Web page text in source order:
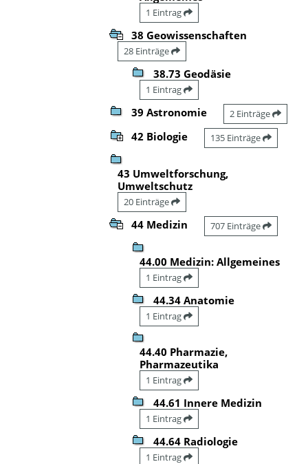
1 Eintrag
38 Geowissenschaften
28 Einträge
38.73 Geodäsie
1 Eintrag
39 Astronomie 2 Einträge
42 Biologie 135 Einträge
43 Umweltforschung,
Umweltschutz
20 Einträge
44 Medizin 707 Einträge
44.00 Medizin: Allgemeines
1 Eintrag
44.34 Anatomie
1 Eintrag
44.40 Pharmazie,
Pharmazeutika
1 Eintrag
44.61 Innere Medizin
1 Eintrag
44.64 Radiologie
1 Eintrag